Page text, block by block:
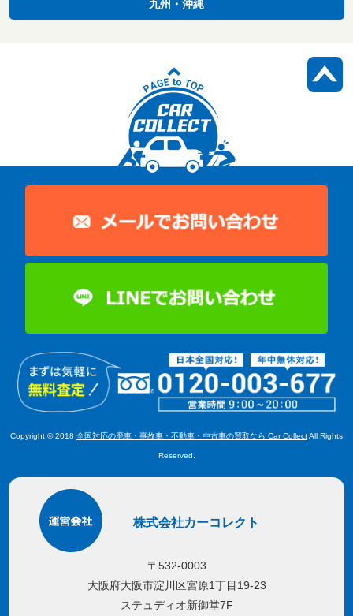
九州・沖縄
Copyright © 2018 全国対応の廃車・事故車・不動車・中古車の買取なら Car CollectAll Rights
Reserved.
株式会社カーコレクト
〒532-0003
大阪府大阪市淀川区宮原1丁目19-23
ステュディオ新御堂7F